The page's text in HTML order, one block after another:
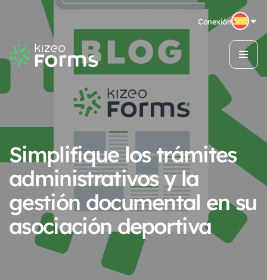
Conexión
Simplifique los trámites
administrativos y la
gestión documental en su
asociación deportiva